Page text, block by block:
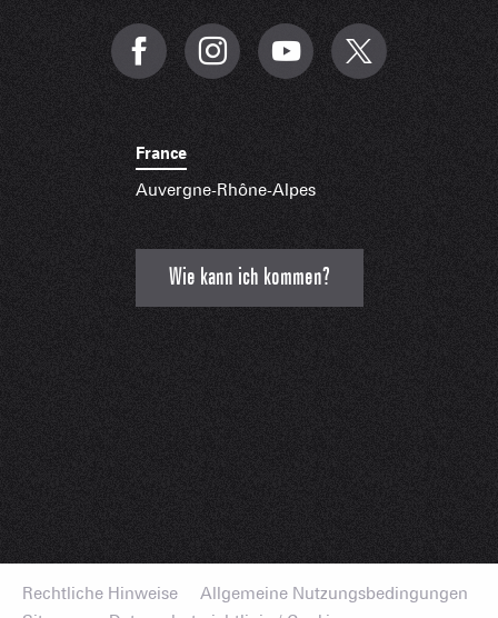
France
Auvergne-Rhône-Alpes
Wie kann ich kommen?
Rechtliche Hinweise
Allgemeine Nutzungsbedingungen